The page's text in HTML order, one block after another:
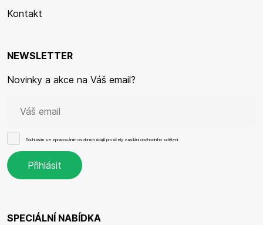
Kontakt
NEWSLETTER
Novinky a akce na Váš email?
Souhlasím se zpracováním osobních údajů pro účely zasílání obchodního sdělení.
SPECIÁLNÍ NABÍDKA